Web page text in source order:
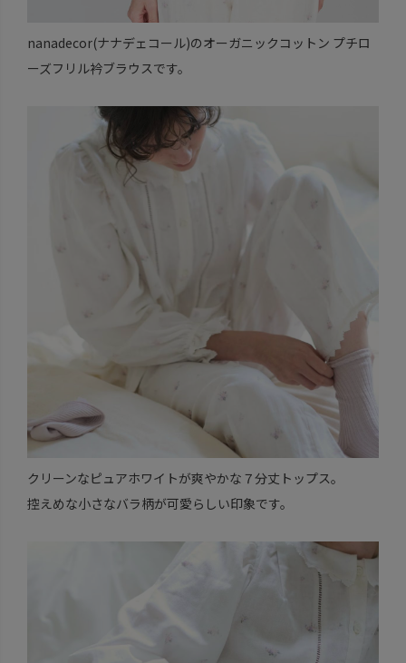
nanadecor(ナナデェコール)のオーガニックコットン プチロ
ーズフリル衿ブラウスです。
クリーンなピュアホワイトが爽やかな７分丈トップス。
控えめな小さなバラ柄が可愛らしい印象です。